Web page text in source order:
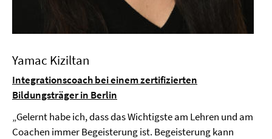
Yamac Kiziltan
Integrationscoach bei einem zertifizierten
Bildungsträger in Berlin
„Gelernt habe ich, dass das Wichtigste am Lehren und am
Coachen immer Begeisterung ist. Begeisterung kann